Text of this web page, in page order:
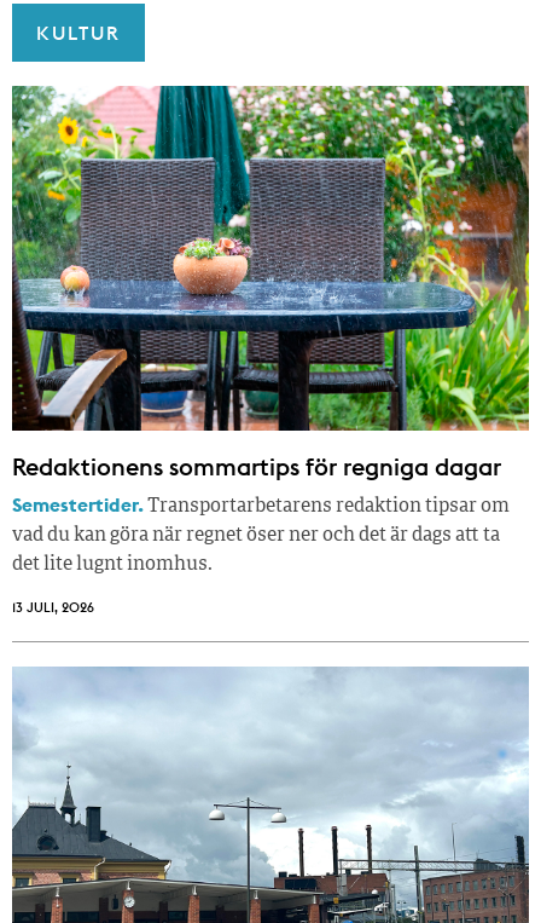
KULTUR
Redaktionens sommar­tips för regniga dagar
Semestertider.Transportarbetarens redaktion tipsar om
vad du kan göra när regnet öser ner och det är dags att ta
det lite lugnt inomhus.
13 JULI, 2026